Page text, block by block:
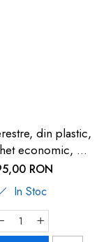
din plastic,
economic, 3
Reer
RON
In Stoc